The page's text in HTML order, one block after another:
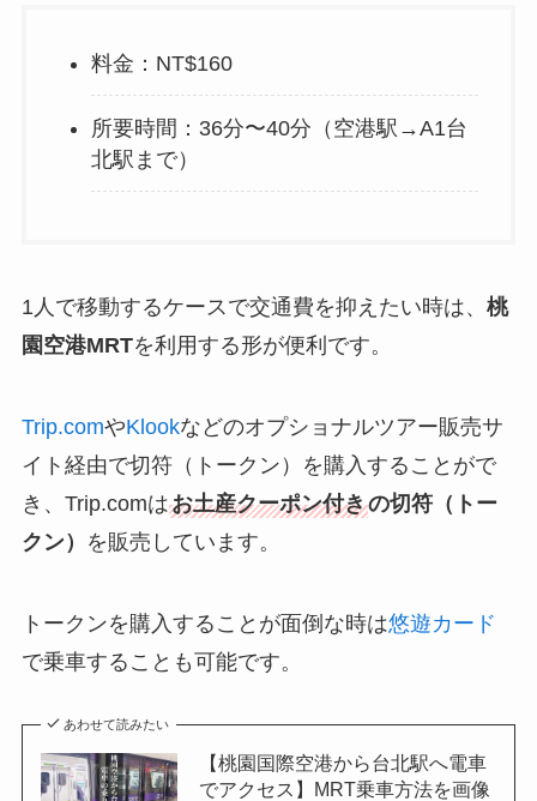
料金：NT$160
所要時間：36分〜40分（空港駅→A1台
北駅まで）
1人で移動するケースで交通費を抑えたい時は、 桃
園空港MRTを利用する形が便利です。
Trip.comやKlookなどのオプショナルツアー販売サ
イト経由で切符（トークン）を購入することがで
き、Trip.comはお土産クーポン付きの切符（トー
クン）
を販売しています。
トークンを購入することが面倒な時は悠遊カード
で乗車することも可能です。
あわせて読みたい
【桃園国際空港から台北駅へ電車
でアクセス】MRT乗車方法を画像